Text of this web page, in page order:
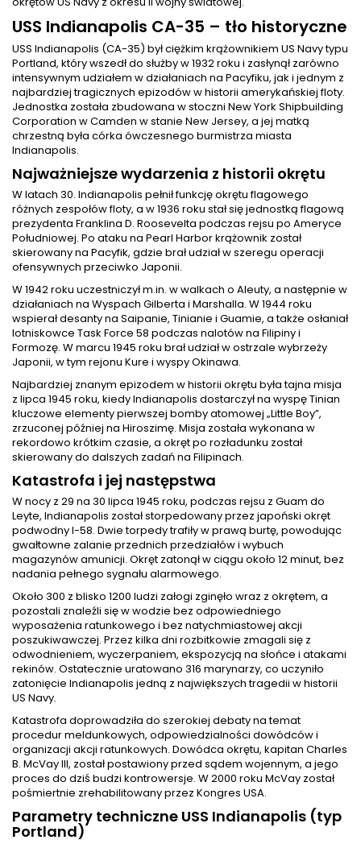
USS Indianapolis CA-35 – tło historyczne
USS Indianapolis (CA-35) był ciężkim krążownikiem US Navy typu
Portland, który wszedł do służby w 1932 roku i zasłynął zarówno
intensywnym udziałem w działaniach na Pacyfiku, jak i jednym z
najbardziej tragicznych epizodów w historii amerykańskiej floty.
Jednostka została zbudowana w stoczni New York Shipbuilding
Corporation w Camden w stanie New Jersey, a jej matką
chrzestną była córka ówczesnego burmistrza miasta
Indianapolis.
Najważniejsze wydarzenia z historii okrętu
W latach 30. Indianapolis pełnił funkcję okrętu flagowego
różnych zespołów floty, a w 1936 roku stał się jednostką flagową
prezydenta Franklina D. Roosevelta podczas rejsu po Ameryce
Południowej. Po ataku na Pearl Harbor krążownik został
skierowany na Pacyfik, gdzie brał udział w szeregu operacji
ofensywnych przeciwko Japonii.
W 1942 roku uczestniczył m.in. w walkach o Aleuty, a następnie w
działaniach na Wyspach Gilberta i Marshalla. W 1944 roku
wspierał desanty na Saipanie, Tinianie i Guamie, a także osłaniał
lotniskowce Task Force 58 podczas nalotów na Filipiny i
Formozę. W marcu 1945 roku brał udział w ostrzale wybrzeży
Japonii, w tym rejonu Kure i wyspy Okinawa.
Najbardziej znanym epizodem w historii okrętu była tajna misja
z lipca 1945 roku, kiedy Indianapolis dostarczył na wyspę Tinian
kluczowe elementy pierwszej bomby atomowej „Little Boy”,
zrzuconej później na Hiroszimę. Misja została wykonana w
rekordowo krótkim czasie, a okręt po rozładunku został
skierowany do dalszych zadań na Filipinach.
Katastrofa i jej następstwa
W nocy z 29 na 30 lipca 1945 roku, podczas rejsu z Guam do
Leyte, Indianapolis został storpedowany przez japoński okręt
podwodny I-58. Dwie torpedy trafiły w prawą burtę, powodując
gwałtowne zalanie przednich przedziałów i wybuch
magazynów amunicji. Okręt zatonął w ciągu około 12 minut, bez
nadania pełnego sygnału alarmowego.
Około 300 z blisko 1200 ludzi załogi zginęło wraz z okrętem, a
pozostali znaleźli się w wodzie bez odpowiedniego
wyposażenia ratunkowego i bez natychmiastowej akcji
poszukiwawczej. Przez kilka dni rozbitkowie zmagali się z
odwodnieniem, wyczerpaniem, ekspozycją na słońce i atakami
rekinów. Ostatecznie uratowano 316 marynarzy, co uczyniło
zatonięcie Indianapolis jedną z największych tragedii w historii
US Navy.
Katastrofa doprowadziła do szerokiej debaty na temat
procedur meldunkowych, odpowiedzialności dowódców i
organizacji akcji ratunkowych. Dowódca okrętu, kapitan Charles
B. McVay III, został postawiony przed sądem wojennym, a jego
proces do dziś budzi kontrowersje. W 2000 roku McVay został
pośmiertnie zrehabilitowany przez Kongres USA.
Parametry techniczne USS Indianapolis (typ
Portland)